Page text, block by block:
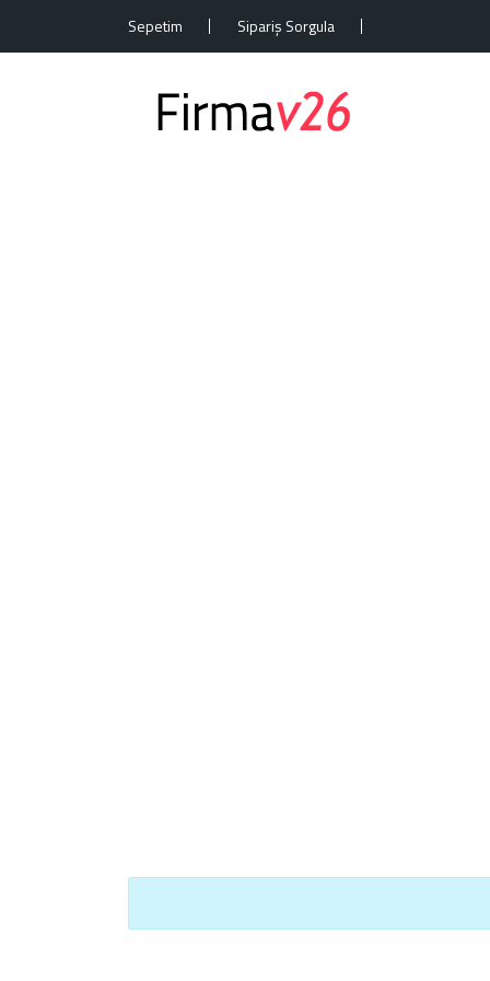
Sepetim Sipariş Sorgula